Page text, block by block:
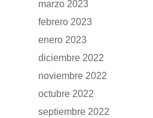
marzo 2023
febrero 2023
enero 2023
diciembre 2022
noviembre 2022
octubre 2022
septiembre 2022